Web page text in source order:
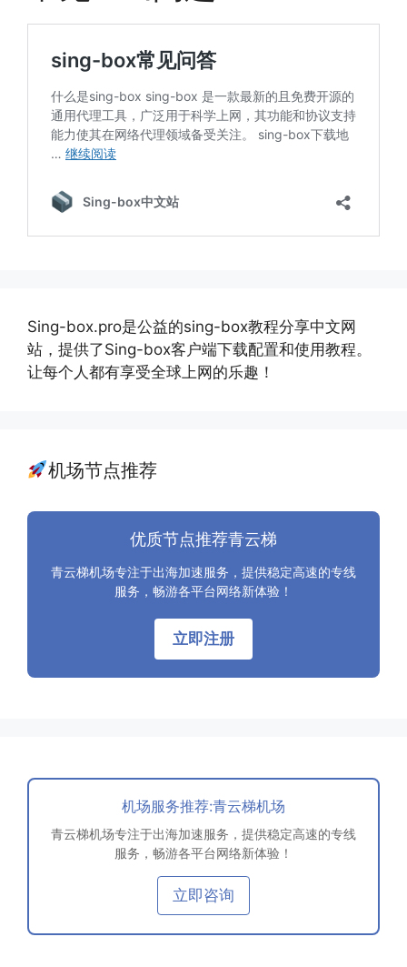
Sing-box.pro是公益的sing-box教程分享中文网
站，提供了Sing-box客户端下载配置和使用教程。
让每个人都有享受全球上网的乐趣！
机场节点推荐
优质节点推荐青云梯
青云梯机场专注于出海加速服务，提供稳定高速的专线
服务，畅游各平台网络新体验！
立即注册
机场服务推荐:青云梯机场
青云梯机场专注于出海加速服务，提供稳定高速的专线
服务，畅游各平台网络新体验！
立即咨询